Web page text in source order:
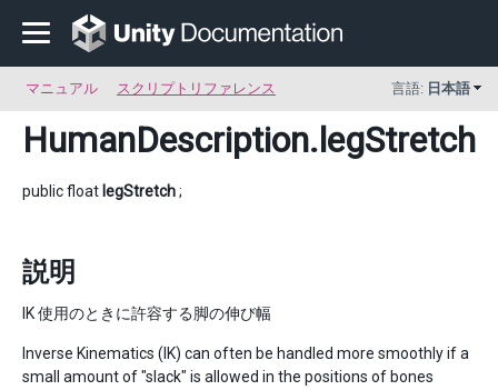
マニュアル スクリプトリファレンス 言語: 日本語
HumanDescription.legStretch
public float legStretch;
説明
IK 使用のときに許容する脚の伸び幅
Inverse Kinematics (IK) can often be handled more smoothly if a
small amount of "slack" is allowed in the positions of bones